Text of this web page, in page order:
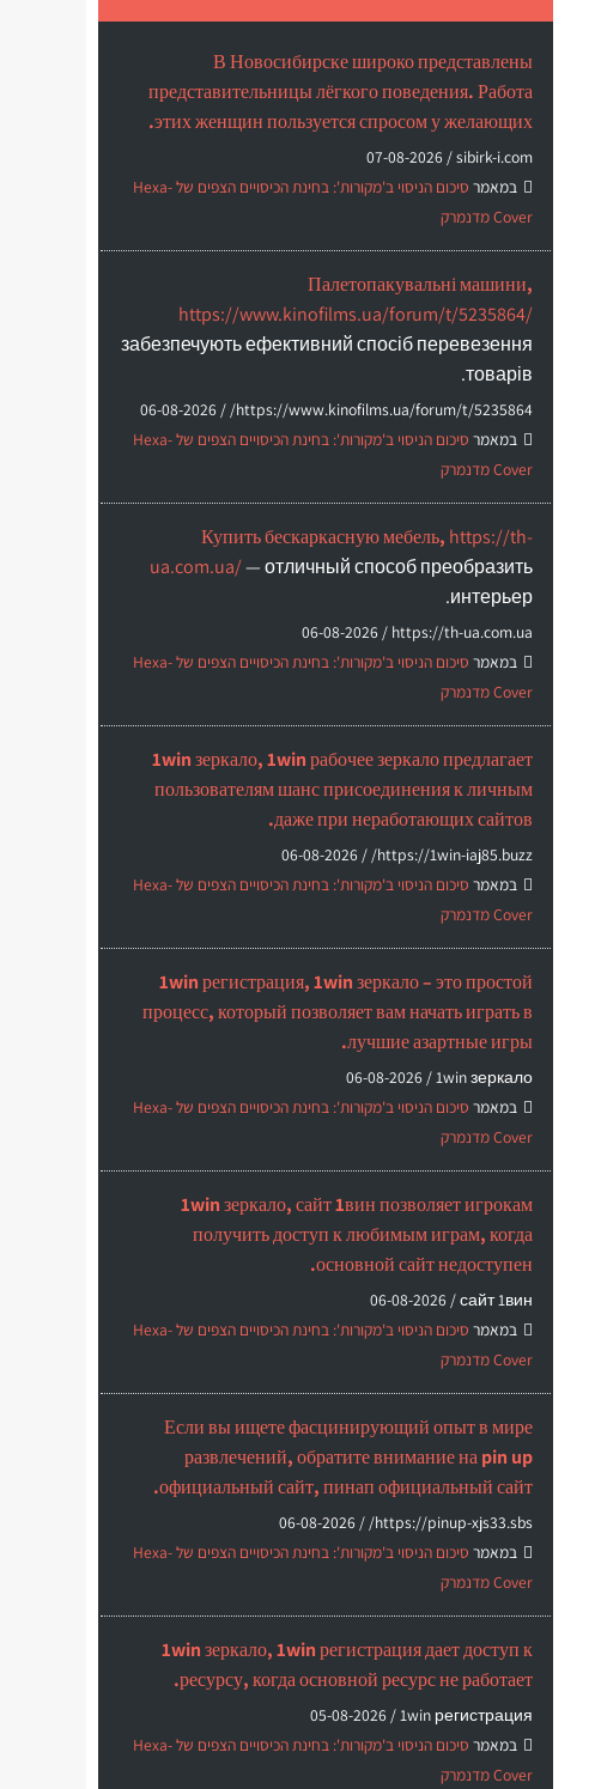
В Новосибирске широко представлены
представительницы лёгкого поведения. Работа
этих женщин пользуется спросом у желающих.
sibirk-i.com /
07-08-2026
במאמר
סיכום הניסוי ב'מקורות': בחינת הכיסויים הצפים של Hexa-
Cover מדנמרק
Палетопакувальні машини,
https://www.kinofilms.ua/forum/t/5235864/
забезпечують ефективний спосіб перевезення
товарів.
https://www.kinofilms.ua/forum/t/5235864/ /
06-08-2026
במאמר
סיכום הניסוי ב'מקורות': בחינת הכיסויים הצפים של Hexa-
Cover מדנמרק
Купить бескаркасную мебель, https://th-
ua.com.ua/— отличный способ преобразить
интерьер.
https://th-ua.com.ua /
06-08-2026
במאמר
סיכום הניסוי ב'מקורות': בחינת הכיסויים הצפים של Hexa-
Cover מדנמרק
1win зеркало, 1win рабочее зеркало предлагает
пользователям шанс присоединения к личным
даже при неработающих сайтов.
https://1win-iaj85.buzz/ /
06-08-2026
במאמר
סיכום הניסוי ב'מקורות': בחינת הכיסויים הצפים של Hexa-
Cover מדנמרק
1win регистрация, 1win зеркало – это простой
процесс, который позволяет вам начать играть в
лучшие азартные игры.
1win зеркало /
06-08-2026
במאמר
סיכום הניסוי ב'מקורות': בחינת הכיסויים הצפים של Hexa-
Cover מדנמרק
1win зеркало, сайт 1вин позволяет игрокам
получить доступ к любимым играм, когда
основной сайт недоступен.
сайт 1вин /
06-08-2026
במאמר
סיכום הניסוי ב'מקורות': בחינת הכיסויים הצפים של Hexa-
Cover מדנמרק
Если вы ищете фасцинирующий опыт в мире
развлечений, обратите внимание на pin up
официальный сайт, пинап официальный сайт.
https://pinup-xjs33.sbs/ /
06-08-2026
במאמר
סיכום הניסוי ב'מקורות': בחינת הכיסויים הצפים של Hexa-
Cover מדנמרק
1win зеркало, 1win регистрация дает доступ к
ресурсу, когда основной ресурс не работает.
1win регистрация /
05-08-2026
במאמר
סיכום הניסוי ב'מקורות': בחינת הכיסויים הצפים של Hexa-
Cover מדנמרק